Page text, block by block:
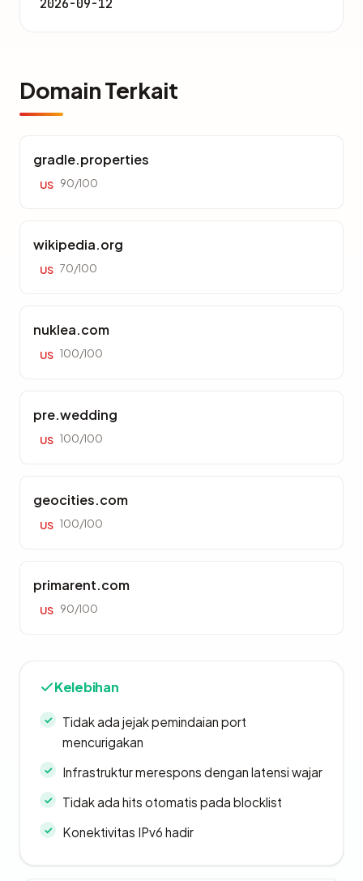
2026-09-12
Domain Terkait
gradle.properties
US 90/100
wikipedia.org
US 70/100
nuklea.com
US 100/100
pre.wedding
US 100/100
geocities.com
US 100/100
primarent.com
US 90/100
Kelebihan
Tidak ada jejak pemindaian port
mencurigakan
Infrastruktur merespons dengan latensi wajar
Tidak ada hits otomatis pada blocklist
Konektivitas IPv6 hadir